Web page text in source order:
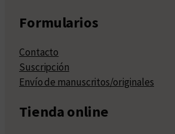
Formularios
Contacto
Suscripción
Envío de manuscritos/originales
Tienda online